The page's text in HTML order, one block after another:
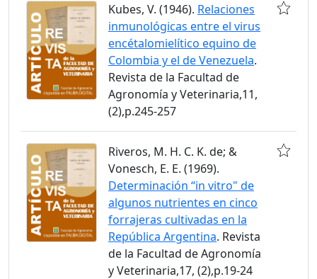
Kubes, V. (1946). Relaciones
inmunológicas entre el virus
encétalomielítico equino de
Colombia y el de Venezuela.
Revista de la Facultad de
Agronomía y Veterinaria,11,
(2),p.245-257
Riveros, M. H. C. K. de; &
Vonesch, E. E. (1969).
Determinación “in vitro" de
algunos nutrientes en cinco
forrajeras cultivadas en la
República Argentina. Revista
de la Facultad de Agronomía
y Veterinaria,17, (2),p.19-24